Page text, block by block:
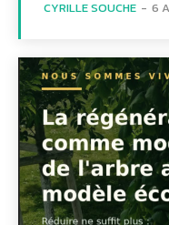
CYRILLE SOUCHE - 6